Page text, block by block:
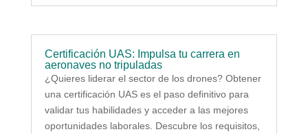
Certificación UAS: Impulsa tu carrera en
aeronaves no tripuladas
¿Quieres liderar el sector de los drones? Obtener
una certificación UAS es el paso definitivo para
validar tus habilidades y acceder a las mejores
oportunidades laborales. Descubre los requisitos,